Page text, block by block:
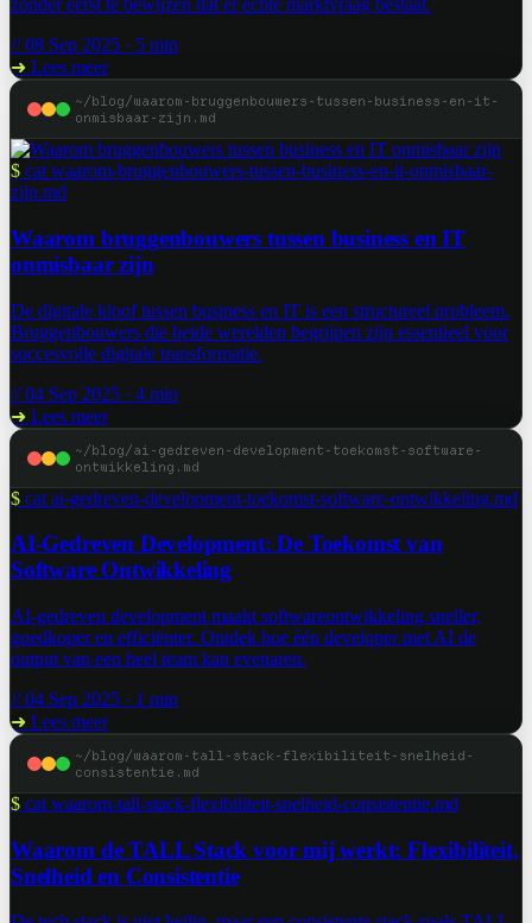
zonder eerst te bewijzen dat er echte marktvraag bestaat.
// 08 Sep 2025 · 5 min
➜ Lees meer
~/blog/waarom-bruggenbouwers-tussen-business-en-it-
onmisbaar-zijn.md
$ cat waarom-bruggenbouwers-tussen-business-en-it-onmisbaar-
zijn.md
Waarom bruggenbouwers tussen business en IT
onmisbaar zijn
De digitale kloof tussen business en IT is een structureel probleem.
Bruggenbouwers die beide werelden begrijpen zijn essentieel voor
succesvolle digitale transformatie.
// 04 Sep 2025 · 4 min
➜ Lees meer
~/blog/ai-gedreven-development-toekomst-software-
ontwikkeling.md
$ cat ai-gedreven-development-toekomst-software-ontwikkeling.md
AI-Gedreven Development: De Toekomst van
Software Ontwikkeling
AI-gedreven development maakt softwareontwikkeling sneller,
goedkoper en efficiënter. Ontdek hoe één developer met AI de
output van een heel team kan evenaren.
// 04 Sep 2025 · 1 min
➜ Lees meer
~/blog/waarom-tall-stack-flexibiliteit-snelheid-
consistentie.md
$ cat waarom-tall-stack-flexibiliteit-snelheid-consistentie.md
Waarom de TALL Stack voor mij werkt: Flexibiliteit,
Snelheid en Consistentie